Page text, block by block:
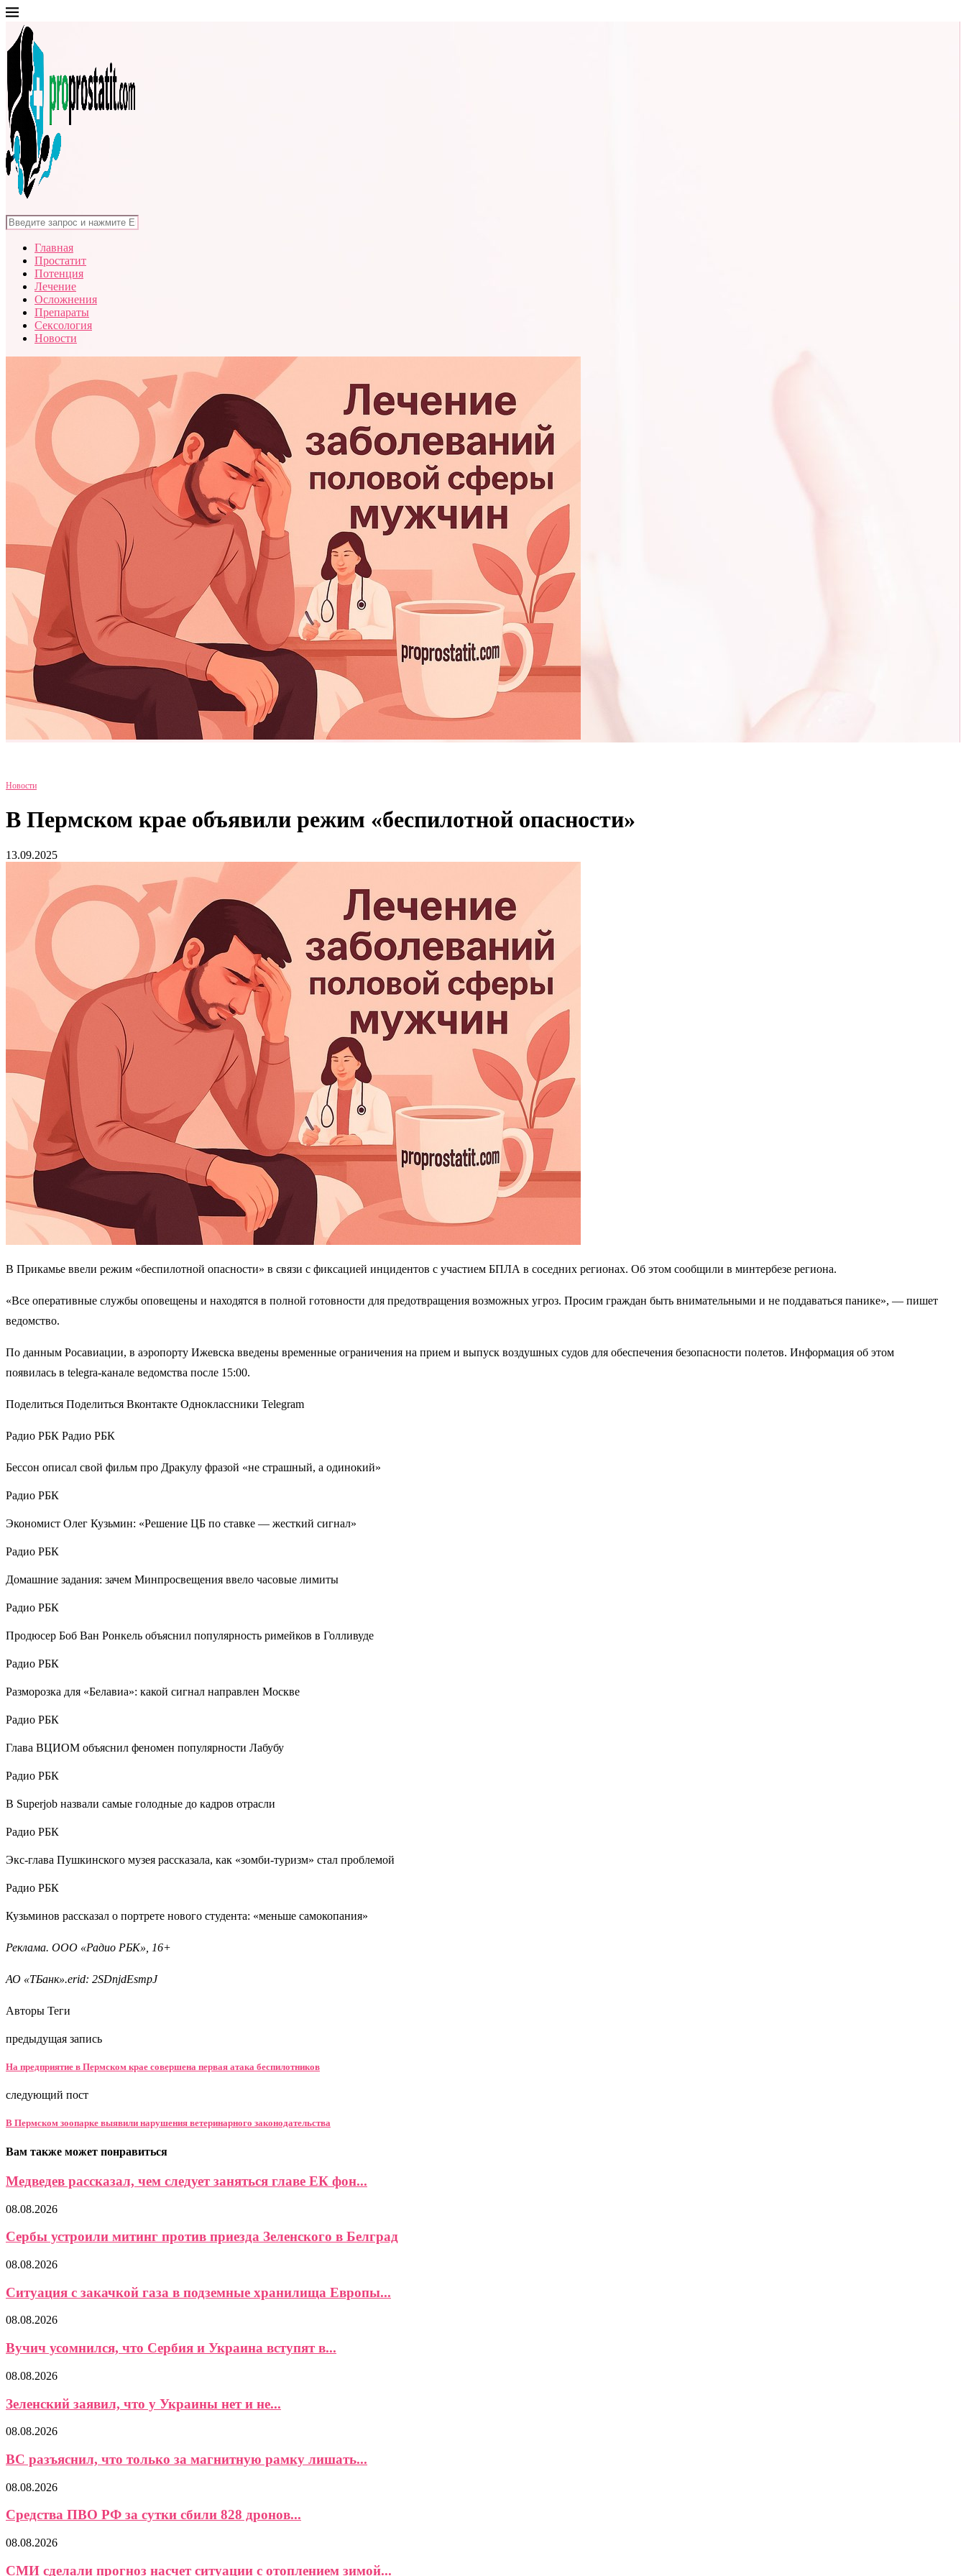
Главная
Простатит
Потенция
Лечение
Осложнения
Препараты
Сексология
Новости
Новости
В Пермском крае объявили режим «беспилотной опасности»
13.09.2025
В Прикамье ввели режим «беспилотной опасности» в связи с фиксацией инцидентов с участием БПЛА в соседних регионах. Об этом сообщили в минтербезе региона.
«Все оперативные службы оповещены и находятся в полной готовности для предотвращения возможных угроз. Просим граждан быть внимательными и не поддаваться панике», — пишет
ведомство.
По данным Росавиации, в аэропорту Ижевска введены временные ограничения на прием и выпуск воздушных судов для обеспечения безопасности полетов. Информация об этом
появилась в telegra-канале ведомства после 15:00.
Поделиться Поделиться Вконтакте Одноклассники Telegram
Радио РБК Радио РБК
Бессон описал свой фильм про Дракулу фразой «не страшный, а одинокий»
Радио РБК
Экономист Олег Кузьмин: «Решение ЦБ по ставке — жесткий сигнал»
Радио РБК
Домашние задания: зачем Минпросвещения ввело часовые лимиты
Радио РБК
Продюсер Боб Ван Ронкель объяснил популярность римейков в Голливуде
Радио РБК
Разморозка для «Белавиа»: какой сигнал направлен Москве
Радио РБК
Глава ВЦИОМ объяснил феномен популярности Лабубу
Радио РБК
В Superjob назвали самые голодные до кадров отрасли
Радио РБК
Экс-глава Пушкинского музея рассказала, как «зомби-туризм» стал проблемой
Радио РБК
Кузьминов рассказал о портрете нового студента: «меньше самокопания»
Реклама. ООО «Радио РБК», 16+
АО «ТБанк».erid: 2SDnjdEsmpJ
Авторы Теги
предыдущая запись
На предприятие в Пермском крае совершена первая атака беспилотников
следующий пост
В Пермском зоопарке выявили нарушения ветеринарного законодательства
Вам также может понравиться
Медведев рассказал, чем следует заняться главе ЕК фон...
08.08.2026
Сербы устроили митинг против приезда Зеленского в Белград
08.08.2026
Ситуация с закачкой газа в подземные хранилища Европы...
08.08.2026
Вучич усомнился, что Сербия и Украина вступят в...
08.08.2026
Зеленский заявил, что у Украины нет и не...
08.08.2026
ВС разъяснил, что только за магнитную рамку лишать...
08.08.2026
Средства ПВО РФ за сутки сбили 828 дронов...
08.08.2026
СМИ сделали прогноз насчет ситуации с отоплением зимой...